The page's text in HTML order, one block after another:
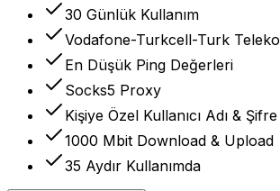
30 Günlük Kullanım
Vodafone-Turkcell-Turk
En Düşük Ping Değerleri
Socks5 Proxy
Kişiye Özel Kullanıcı Adı & Şifre
1000 Mbit Download & Upload
35 Aydır Kullanımda